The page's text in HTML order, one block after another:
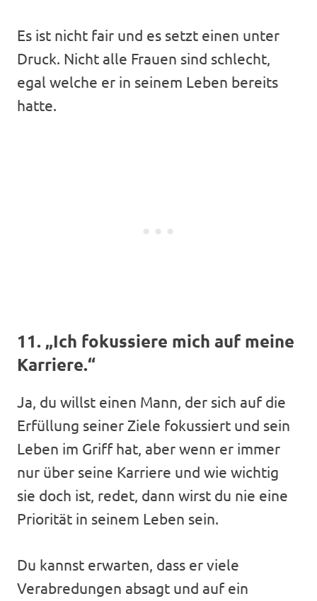
Es ist nicht fair und es setzt einen unter
Druck. Nicht alle Frauen sind schlecht,
egal welche er in seinem Leben bereits
hatte.
11. „Ich fokussiere mich auf meine
Karriere.“
Ja, du willst einen Mann, der sich auf die
Erfüllung seiner Ziele fokussiert und sein
Leben im Griff hat, aber wenn er immer
nur über seine Karriere und wie wichtig
sie doch ist, redet, dann wirst du nie eine
Priorität in seinem Leben sein.
Du kannst erwarten, dass er viele
Verabredungen absagt und auf ein